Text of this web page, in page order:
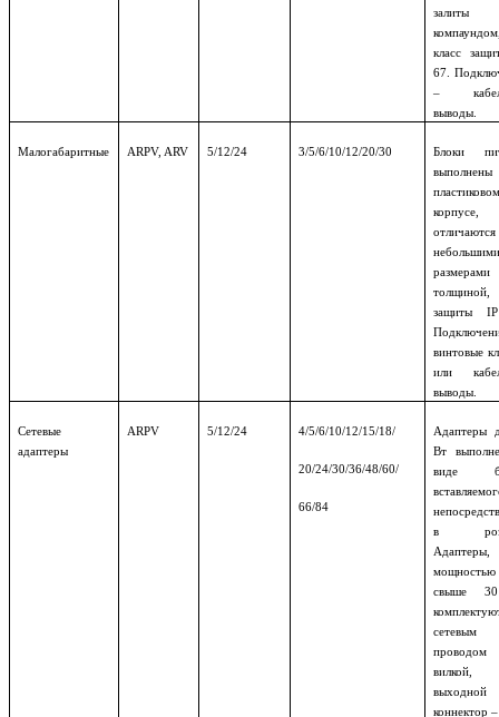
залиты
класс
67.
–
выводы.
Малогабаритные ARPV, ARV 5/12/24 3/5/6/10/12/20/30
Блоки
корпусе,
отличаются
толщиной,
защиты
винтовые
или
выводы.
Сетевые
адаптеры
ARPV 5/12/24 4/5/6/10/12/15/18/
20/24/30/36/48/60/
66/84
Адаптеры
Вт
виде
в
Адаптеры,
мощностью
свыше
сетевым
вилкой,
выходной
коннектор –